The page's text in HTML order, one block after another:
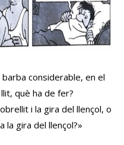
considerable, en el
què ha de fer?
i la gira del llençol, o
la gira del llençol?»